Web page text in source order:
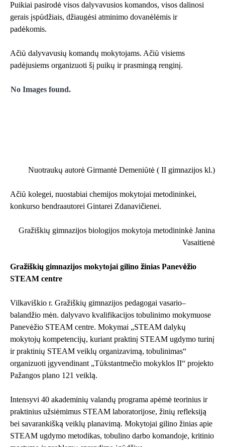
Puikiai pasirodė visos dalyvavusios komandos, visos dalinosi
gerais įspūdžiais, džiaugėsi atminimo dovanėlėmis ir
padėkomis.
Ačiū dalyvavusių komandų mokytojams. Ačiū visiems
padėjusiems organizuoti šį puikų ir prasmingą renginį.
No Images found.
Nuotraukų autorė Girmantė Demeniūtė ( II gimnazijos kl.)
Ačiū kolegei, nuostabiai chemijos mokytojai metodininkei,
konkurso bendraautorei Gintarei Zdanavičienei.
Gražiškių gimnazijos biologijos mokytoja metodininkė Janina
Vasaitienė
Gražiškių gimnazijos mokytojai gilino žinias Panevėžio
STEAM centre
Vilkaviškio r. Gražiškių gimnazijos pedagogai vasario–
balandžio mėn. dalyvavo kvalifikacijos tobulinimo mokymuose
Panevėžio STEAM centre. Mokymai „STEAM dalykų
mokytojų kompetencijų, kuriant praktinį STEAM ugdymo turinį
ir praktinių STEAM veiklų organizavimą, tobulinimas“
organizuoti įgyvendinant „Tūkstantmečio mokyklos II“ projekto
Pažangos plano 121 veiklą.
Intensyvi 40 akademinių valandų programa apėmė teorinius ir
praktinius užsiėmimus STEAM laboratorijose, žinių refleksiją
bei savarankišką veiklų planavimą. Mokytojai gilino žinias apie
STEAM ugdymo metodikas, tobulino darbo komandoje, kritinio